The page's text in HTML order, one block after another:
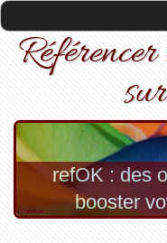
refOK : des
booster